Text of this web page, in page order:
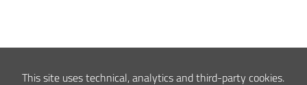
This site uses technical, analytics and third-party cookies.